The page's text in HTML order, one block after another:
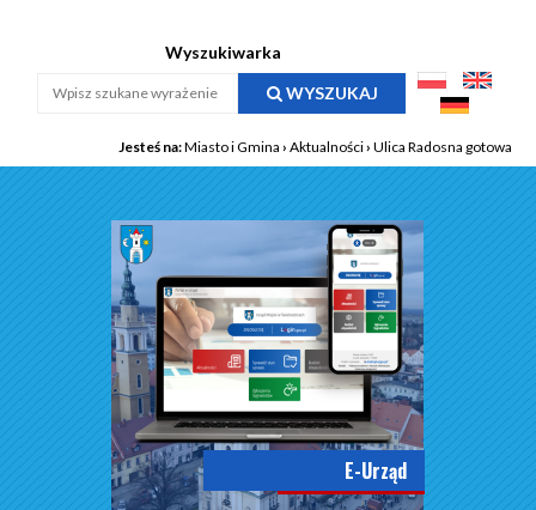
Wyszukiwarka
WYSZUKAJ
Jesteś na:Miasto i Gmina › Aktualności› Ulica Radosna gotowa
E-Urząd